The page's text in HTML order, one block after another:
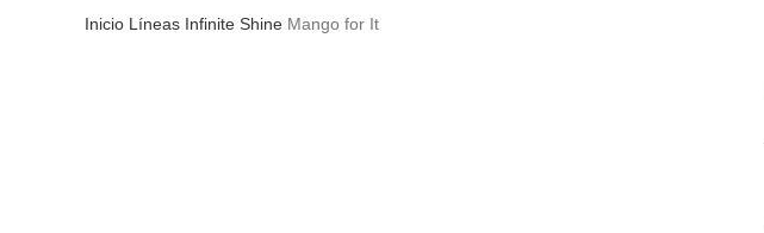
Inicio Líneas Infinite Shine Mango for It